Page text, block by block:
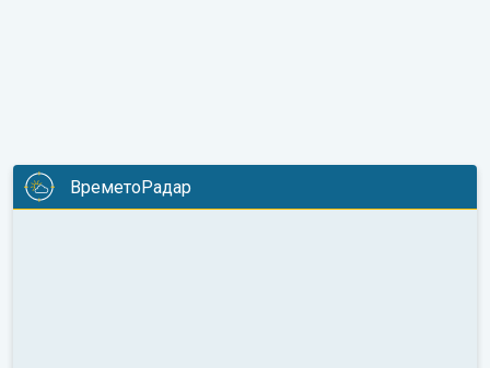
ВреметоРадар